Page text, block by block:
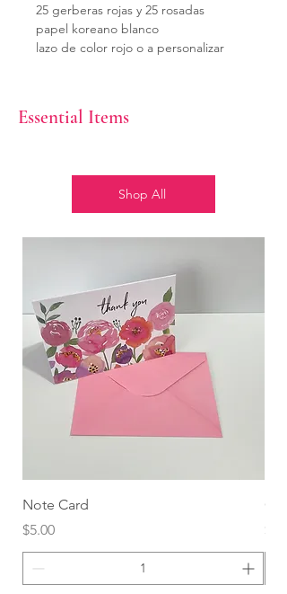
25 gerberas rojas y 25 rosadas
papel koreano blanco
lazo de color rojo o a personalizar
Essential Items
Shop All
Note Card
Price
$5.00
Price